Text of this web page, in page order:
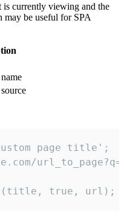
is currently viewing and the
be useful for SPA
page title';
true, url);